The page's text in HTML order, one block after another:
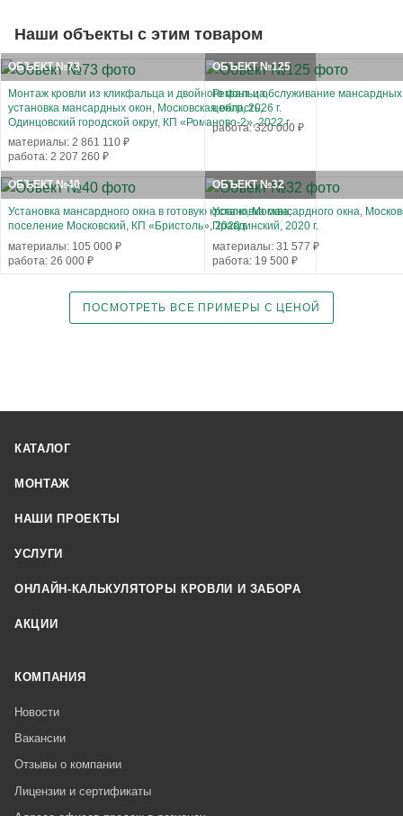
Наши объекты с этим товаром
ОБЪЕКТ №73
Монтаж кровли из кликфальца и двойного фальца,
установка мансардных окон, Московская область,
Одинцовский городской округ, КП «Романово-2», 2022 г.
материалы: 2 861 110 ₽
работа: 2 207 260 ₽
ОБЪЕКТ №125
Ремонт и обслуживание
центр, 2026 г.
работа: 320 000 ₽
ОБЪЕКТ №40
Установка мансардного окна в готовую кровлю, Москва,
поселение Московский, КП «Бристоль», 2020 г.
материалы: 105 000 ₽
работа: 26 000 ₽
ОБЪЕКТ №32
Установка мансардного окна,
Правдинский, 2020 г.
материалы: 31 577 ₽
работа: 19 500 ₽
ПОСМОТРЕТЬ ВСЕ ПРИМЕРЫ С ЦЕНОЙ
КАТАЛОГ
МОНТАЖ
НАШИ ПРОЕКТЫ
УСЛУГИ
ОНЛАЙН-КАЛЬКУЛЯТОРЫ КРОВЛИ И ЗАБОРА
АКЦИИ
КОМПАНИЯ
Новости
Вакансии
Отзывы о компании
Лицензии и сертификаты